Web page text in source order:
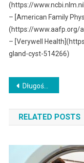
(https://
– [American Family
(https://www.aafp.org/
– [Verywell
gland-cyst-514266)
Nawigacja
wpisu
Długość trwania bólu rwy kulszowej: Przyczyny, Objawy i Możliwe Rozwiązania
RELATED POSTS